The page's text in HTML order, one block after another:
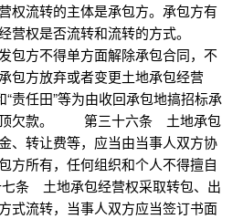
流转的主体是承包方。承包方有
经营权是否流转和流转的方式。
方不得单方面解除承包合同，不
包方放弃或者变更土地承包经营
“责任田”等为由收回承包地搞招标承
顶欠款。 第三十六条 土地承包
、转让费等，应当由当事人双方协
方所有，任何组织和个人不得擅自
土地承包经营权采取转包、出
式流转，当事人双方应当签订书面